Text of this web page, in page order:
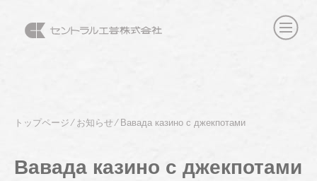
トップページ⁄ お知らせ⁄ Вавада казино с джекпотами
Вавада казино с джекпотами